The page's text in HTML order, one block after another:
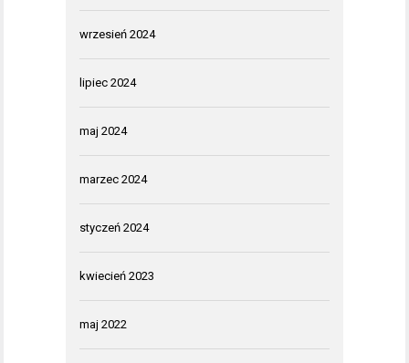
wrzesień 2024
lipiec 2024
maj 2024
marzec 2024
styczeń 2024
kwiecień 2023
maj 2022